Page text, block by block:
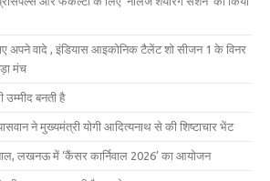
अपने वादे , इंडियास आइकोनिक टैलेंट शो सीजन 1 के विनर
मंच
उम्मीद बनती है
ने मुख्यमंत्री योगी आदित्यनाथ से की शिष्टाचार भेंट
लखनऊ में ‘कैंसर कार्निवाल 2026’ का आयोजन